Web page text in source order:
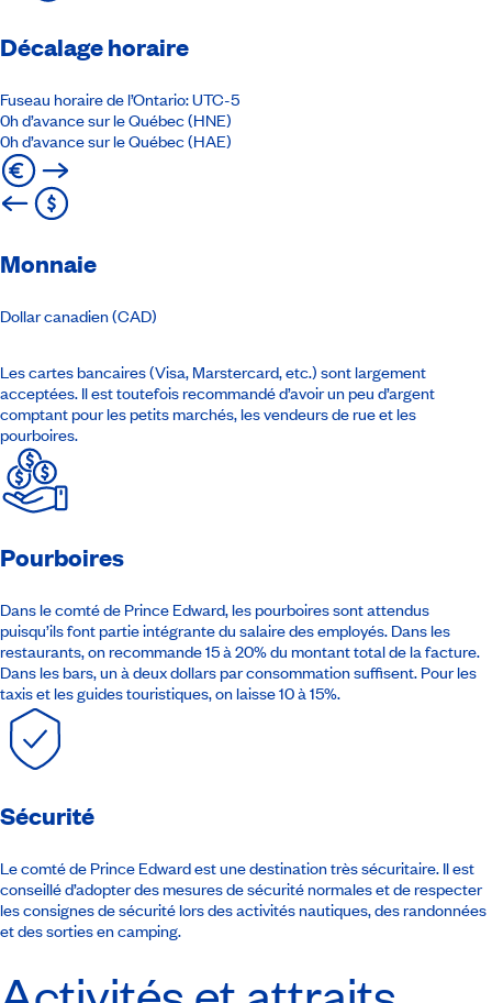
Décalage horaire
Fuseau horaire de l’Ontario: UTC-5
0h d’avance sur le Québec (HNE)
0h d’avance sur le Québec (HAE)
Monnaie
Dollar canadien (CAD)
Les cartes bancaires (Visa, Marstercard, etc.) sont largement
acceptées. Il est toutefois recommandé d’avoir un peu d’argent
comptant pour les petits marchés, les vendeurs de rue et les
pourboires.
Pourboires
Dans le comté de Prince Edward, les pourboires sont attendus
puisqu’ils font partie intégrante du salaire des employés. Dans les
restaurants, on recommande 15 à 20% du montant total de la facture.
Dans les bars, un à deux dollars par consommation suffisent. Pour les
taxis et les guides touristiques, on laisse 10 à 15%.
Sécurité
Le comté de Prince Edward est une destination très sécuritaire. Il est
conseillé d’adopter des mesures de sécurité normales et de respecter
les consignes de sécurité lors des activités nautiques, des randonnées
et des sorties en camping.